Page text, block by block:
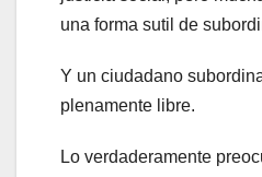
una forma sutil de
Y un ciudadano
plenamente libre.
Lo verdaderamente